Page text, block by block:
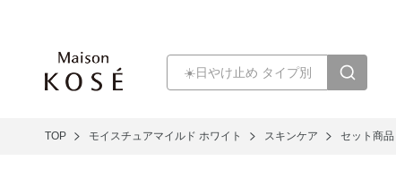
TOP モイスチュアマイルド ホワイト スキンケア セット商品